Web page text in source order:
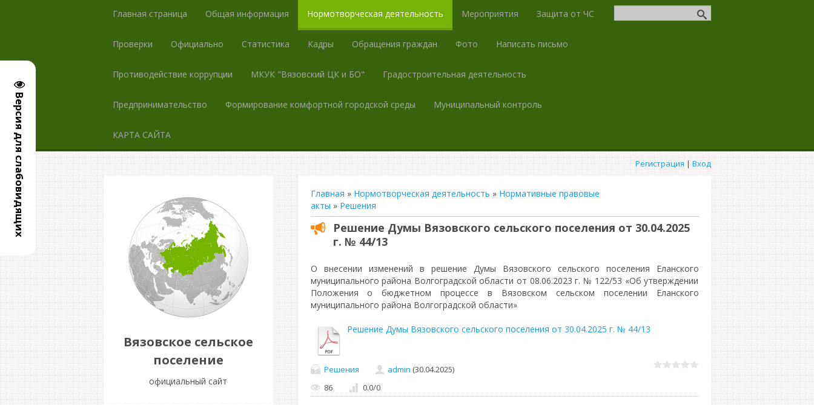
Версия для слабовидящих
Главная страница Общая информация Нормотворческая деятельность Мероприятия Защита от ЧС
Проверки Официально Статистика Кадры Обращения граждан Фото Написать письмо
Противодействие коррупции МКУК "Вязовский ЦК и БО" Градостроительная деятельность
Предпринимательство Формирование комфортной городской среды Муниципальный контроль
КАРТА САЙТА
Регистрация | Вход
Вязовское сельское
поселение
официальный сайт
Главная » Нормотворческая деятельность » Нормативные правовые
акты » Решения
Решение Думы Вязовского сельского поселения от 30.04.2025
г. № 44/13
О внесении изменений в решение Думы Вязовского сельского поселения Еланского
муниципального района Волгоградской области от 08.06.2023 г. № 122/53 «Об утверждении
Положения о бюджетном процессе в Вязовском сельском поселении Еланского
муниципального района Волгоградской области»
Решение Думы Вязовского сельского поселения от 30.04.2025 г. № 44/13
Решения admin (30.04.2025)
86
0.0/0